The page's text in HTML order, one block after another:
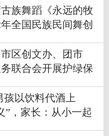
族舞蹈《永远的牧
全国民族民间舞创
区创文办、团市
联合会开展护绿保
孩以饮料代酒上
”，家长：从小一起